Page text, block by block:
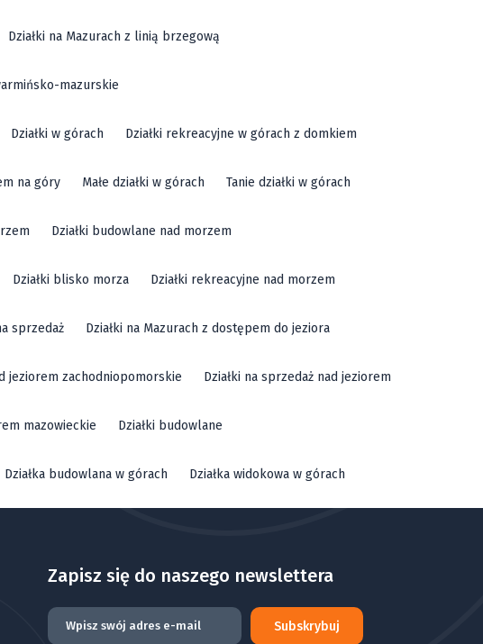
Działki na Mazurach z linią brzegową
mazurskie
Działki w górach Działki rekreacyjne w górach z domkiem
na góry Małe działki w górach Tanie działki w górach
Działki budowlane nad morzem
Działki blisko morza Działki rekreacyjne nad morzem
sprzedaż Działki na Mazurach z dostępem do jeziora
jeziorem zachodniopomorskie Działki na sprzedaż nad jeziorem
mazowieckie Działki budowlane
Działka budowlana w górach Działka widokowa w górach
Zapisz się do naszego newslettera
Subskrybuj